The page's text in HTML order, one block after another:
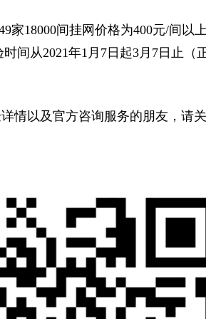
家18000间挂网价格为400元/间以
间从2021年1月7日起3月7日止（
情以及官方咨询服务的朋友，请